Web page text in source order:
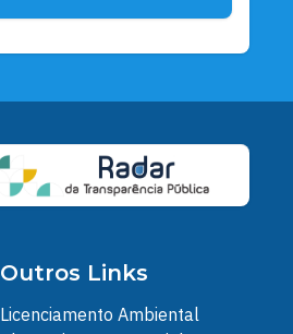
Outros Links
Licenciamento Ambiental